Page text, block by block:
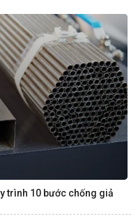
trình 10 bước chống giả